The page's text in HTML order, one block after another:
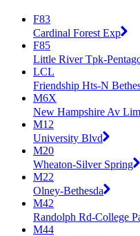
F83
Cardinal Forest Exp
F85
Little River Tpk-
LCL
Friendship Hts-N
M6X
New Hampshire Av
M12
University Blvd
M20
Wheaton-Silver Spring
M22
Olney-Bethesda
M42
Randolph Rd-College
M44